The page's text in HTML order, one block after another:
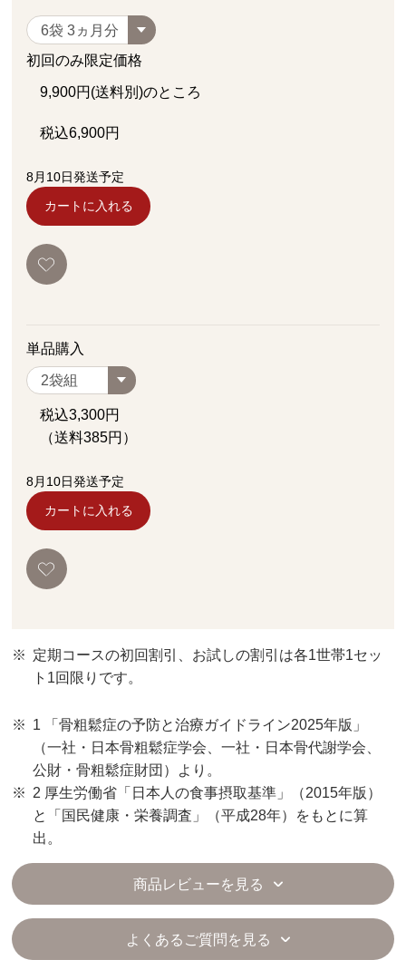
初回のみ限定価格
9,900円(送料別)のところ
税込6,900円
8月10日発送予定
カートに入れる
単品購入
税込3,300円
（送料385円）
8月10日発送予定
カートに入れる
定期コースの初回割引、お試しの割引は各1世帯1セッ
ト1回限りです。
1 「骨粗鬆症の予防と治療ガイドライン2025年版」
（一社・日本骨粗鬆症学会、一社・日本骨代謝学会、
公財・骨粗鬆症財団）より。
2 厚生労働省「日本人の食事摂取基準」（2015年版）
と「国民健康・栄養調査」（平成28年）をもとに算
出。
商品レビューを見る
よくあるご質問を見る